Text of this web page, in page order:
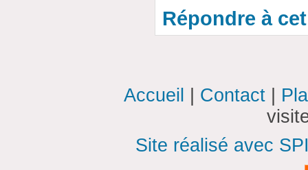
Répondre à
Accueil Contact
Site réalisé avec